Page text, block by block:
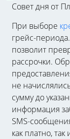
Совет дня от
При выборе
грейс-
позволит
рассрочки.
не
сумму до
информация
SMS-
как платно,